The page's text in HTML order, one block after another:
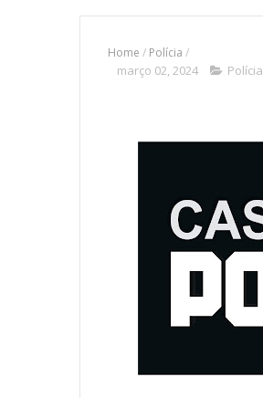
Home / Polícia /
março 02, 2024 Polícia